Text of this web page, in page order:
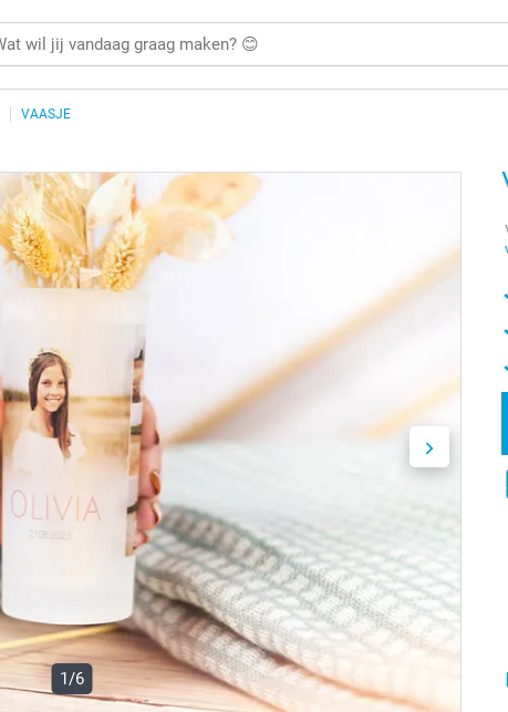
VAASJE
1/6